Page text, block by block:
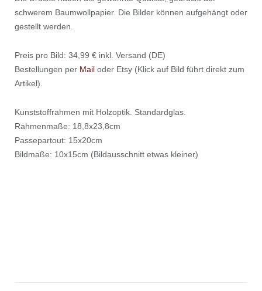
schwerem Baumwollpapier. Die Bilder können aufgehängt oder
gestellt werden.
Preis pro Bild: 34,99 € inkl. Versand (DE)
Bestellungen per Mailoder Etsy (Klick auf Bild führt direkt zum
Artikel).
Kunststoffrahmen mit Holzoptik. Standardglas.
Rahmenmaße: 18,8x23,8cm
Passepartout: 15x20cm
Bildmaße: 10x15cm (Bildausschnitt etwas kleiner)